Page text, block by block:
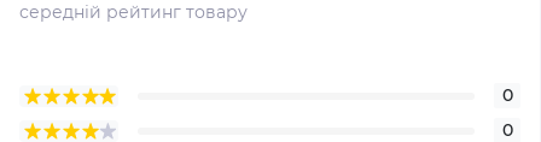
середній рейтинг товару
0
0